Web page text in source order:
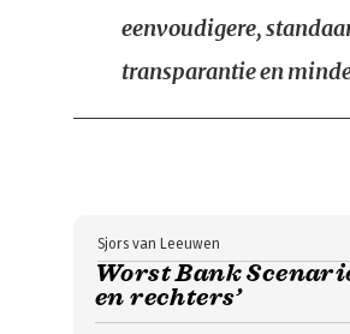
eenvoudigere,
transparantie en
Worst Bank
en rechters’
Sjors van Leeuwen